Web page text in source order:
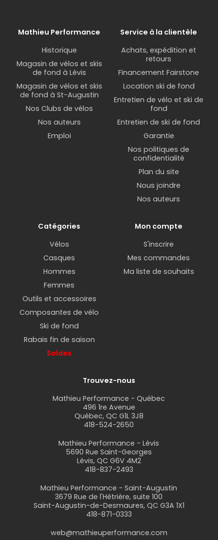
Mathieu Performance
Historique
Magasin de vélos et skis
de fond à Lévis
Magasin de vélos et skis
de fond à St-Augustin
Nos Clubs de vélos
Nos auteurs
Emploi
Service à la clientèle
Achats, expédition et
retours
Financement Fairstone
Location ski de fond
Entretien de vélo et ski de
fond
Entretien de ski de fond
Garantie
Nos politiques de
confidentialité
Plan du site
Nous joindre
Nos auteurs
Catégories
Vélos
Casques
Hommes
Femmes
Outils et accessoires
Composantes de vélo
Ski de fond
Rabais fin de saison
Soldes
Mon compte
S'inscrire
Mes commandes
Ma liste de souhaits
Trouvez-nous
Mathieu Performance - Québec
496 1re Avenue
Québec, QC G1L 3J8
418-524-2650
Mathieu Performance - Lévis
5690 Rue Saint-Georges
Lévis, QC G6V 4M2
418-837-2493
Mathieu Performance - Saint-Augustin
3679 Rue de l'Hêtrière, suite 100
Saint-Augustin-de-Desmaures, QC G3A 1X1
418-871-0333
web@mathieuperformance.com